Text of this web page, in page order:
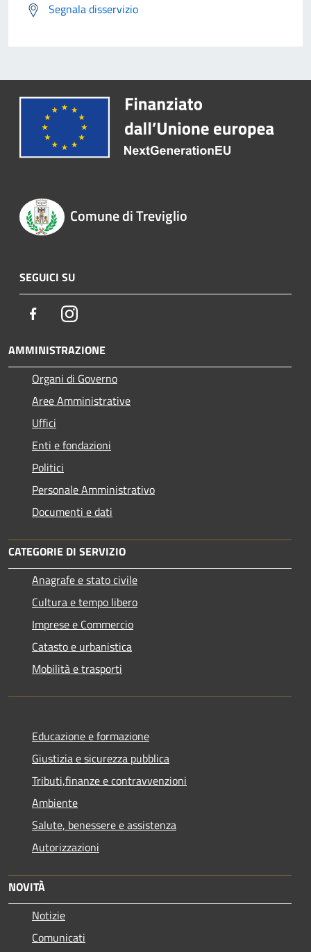
Segnala disservizio
Comune di Treviglio
SEGUICI SU
FacebookInstagram
AMMINISTRAZIONE
Organi di Governo
Aree Amministrative
Uffici
Enti e fondazioni
Politici
Personale Amministrativo
Documenti e dati
CATEGORIE DI SERVIZIO
Anagrafe e stato civile
Cultura e tempo libero
Imprese e Commercio
Catasto e urbanistica
Mobilità e trasporti
Educazione e formazione
Giustizia e sicurezza pubblica
Tributi,finanze e contravvenzioni
Ambiente
Salute, benessere e assistenza
Autorizzazioni
NOVITÀ
Notizie
Comunicati